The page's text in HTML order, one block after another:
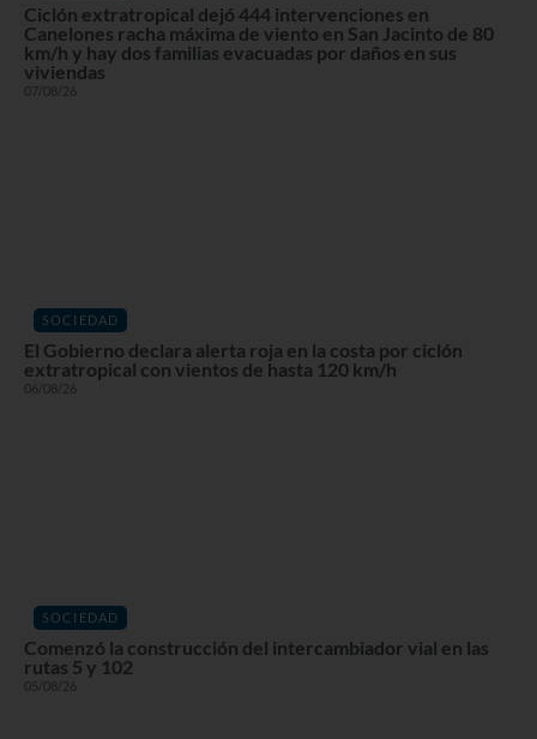
Ciclón extratropical dejó 444 intervenciones en
Canelones racha máxima de viento en San Jacinto de 80
km/h y hay dos familias evacuadas por daños en sus
viviendas
07/08/26
SOCIEDAD
El Gobierno declara alerta roja en la costa por ciclón
extratropical con vientos de hasta 120 km/h
06/08/26
SOCIEDAD
Comenzó la construcción del intercambiador vial en las
rutas 5 y 102
05/08/26